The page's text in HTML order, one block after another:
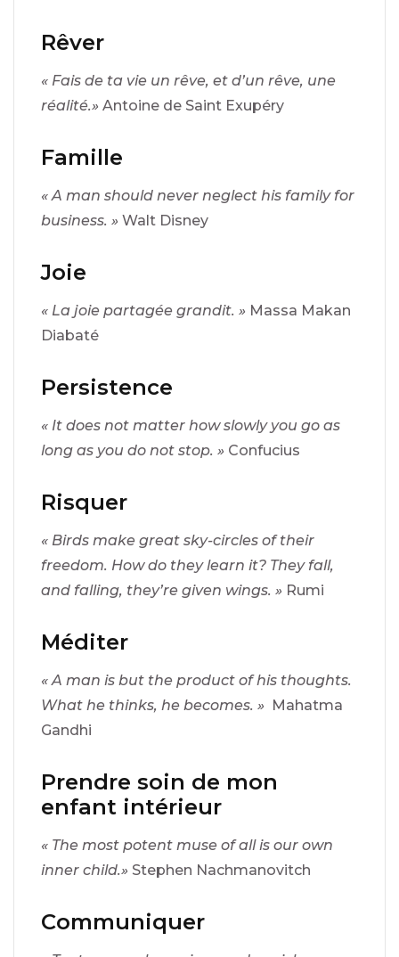
Rêver
« Fais de ta vie un rêve, et d’un rêve, une
réalité.» Antoine de Saint Exupéry
Famille
« A man should never neglect his family for
business. » Walt Disney
Joie
« La joie partagée grandit. » Massa Makan
Diabaté
Persistence
« It does not matter how slowly you go as
long as you do not stop. » Confucius
Risquer
« Birds make great sky-circles of their
freedom. How do they learn it? They fall,
and falling, they’re given wings. » Rumi
Méditer
« A man is but the product of his thoughts.
What he thinks, he becomes. » Mahatma
Gandhi
Prendre soin de mon
enfant intérieur
« The most potent muse of all is our own
inner child.» Stephen Nachmanovitch
Communiquer